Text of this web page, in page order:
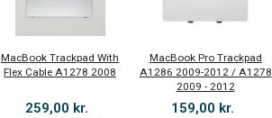
MacBook Trackpad With
Flex Cable A1278 2008
259,00 kr.
MacBook Pro Trackpad
A1286 2009-2012 / A1278
2009 - 2012
159,00 kr.